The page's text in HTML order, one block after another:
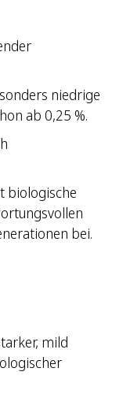
niedrige
ab 0,25 %.
biologische
bei.
mild